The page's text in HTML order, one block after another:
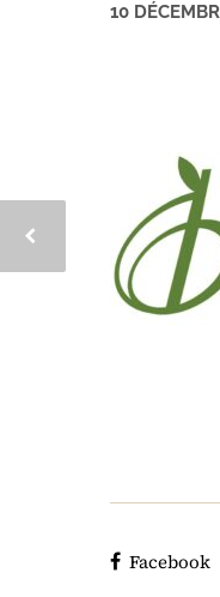
10
Facebook